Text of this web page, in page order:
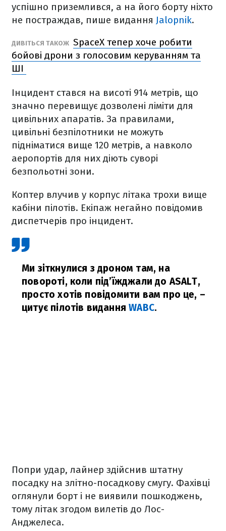
успішно приземлився, а на його борту ніхто
не постраждав, пише видання Jalopnik.
ДИВІТЬСЯ ТАКОЖ SpaceX тепер хоче робити
бойові дрони з голосовим керуванням та
ШІ
Інцидент стався на висоті 914 метрів, що
значно перевищує дозволені ліміти для
цивільних апаратів. За правилами,
цивільні безпілотники не можуть
підніматися вище 120 метрів, а навколо
аеропортів для них діють суворі
безпольотні зони.
Коптер влучив у корпус літака трохи вище
кабіни пілотів. Екіпаж негайно повідомив
диспетчерів про інцидент.
Ми зіткнулися з дроном там, на
повороті, коли під’їжджали до ASALT,
просто хотів повідомити вам про це, –
цитує пілотів виданняWABC.
Попри удар, лайнер здійснив штатну
посадку на злітно-посадкову смугу. Фахівці
оглянули борт і не виявили пошкоджень,
тому літак згодом вилетів до Лос-
Анджелеса.